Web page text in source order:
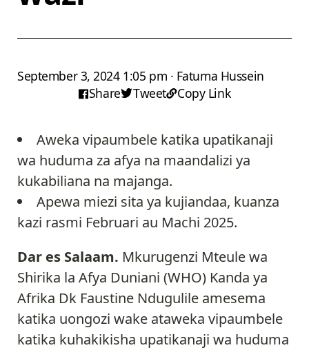
September 3, 2024 1:05 pm · Fatuma Hussein
Share
Tweet Copy Link
Aweka vipaumbele katika upatikanaji
wa huduma za afya na maandalizi ya
kukabiliana na majanga.
Apewa miezi sita ya kujiandaa, kuanza
kazi rasmi Februari au Machi 2025.
Dar es Salaam. Mkurugenzi Mteule wa
Shirika la Afya Duniani (WHO) Kanda ya
Afrika Dk Faustine Ndugulile amesema
katika uongozi wake ataweka vipaumbele
katika kuhakikisha upatikanaji wa huduma